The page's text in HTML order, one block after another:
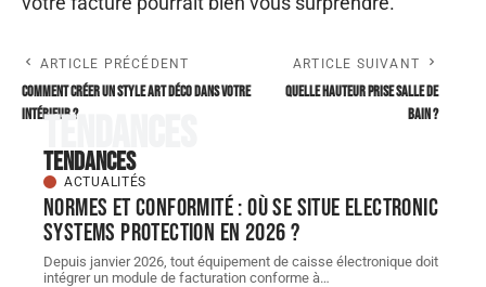
ARTICLE PRÉCÉDENT
Comment créer un style art déco dans votre
intérieur ?
ARTICLE SUIVANT
Quelle hauteur prise salle de
bain ?
Tendances
Tendances
ACTUALITÉS
Normes et conformité : où se situe Electronic
Systems Protection en 2026 ?
Depuis janvier 2026, tout équipement de caisse électronique doit
intégrer un module de facturation conforme à…